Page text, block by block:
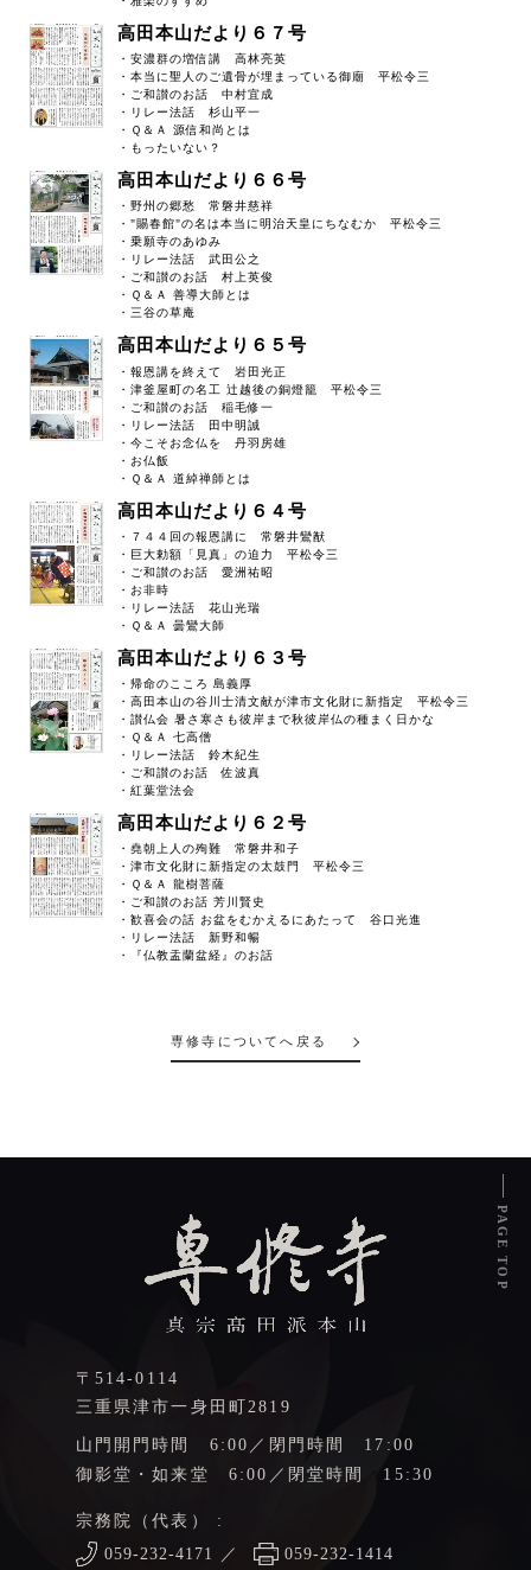
高田本山だより６７号
・安濃群の増信講 高林亮英
・本当に聖人のご遺骨が埋まっている御廟 平松令三
・ご和讃のお話 中村宜成
・リレー法話 杉山平一
・Ｑ＆Ａ 源信和尚とは
・もったいない？
高田本山だより６６号
・野州の郷愁 常磐井慈祥
・"賜春館"の名は本当に明治天皇にちなむか 平松令三
・乗願寺のあゆみ
・リレー法話 武田公之
・ご和讃のお話 村上英俊
・Ｑ＆Ａ 善導大師とは
・三谷の草庵
高田本山だより６５号
・報恩講を終えて 岩田光正
・津釜屋町の名工 辻越後の銅燈籠 平松令三
・ご和讃のお話 稲毛修一
・リレー法話 田中明誠
・今こそお念仏を 丹羽房雄
・お仏飯
・Ｑ＆Ａ 道綽禅師とは
高田本山だより６４号
・７４４回の報恩講に 常磐井鸞猷
・巨大勅額「見真」の迫力 平松令三
・ご和讃のお話 愛洲祐昭
・お非時
・リレー法話 花山光瑞
・Ｑ＆Ａ 曇鸞大師
高田本山だより６３号
・帰命のこころ 島義厚
・高田本山の谷川士清文献が津市文化財に新指定 平松令三
・讃仏会 暑さ寒さも彼岸まで秋彼岸仏の種まく日かな
・Ｑ＆Ａ 七高僧
・リレー法話 鈴木紀生
・ご和讃のお話 佐波真
・紅葉堂法会
高田本山だより６２号
・堯朝上人の殉難 常磐井和子
・津市文化財に新指定の太鼓門 平松令三
・Ｑ＆Ａ 龍樹菩薩
・ご和讃のお話 芳川賢史
・歓喜会の話 お盆をむかえるにあたって 谷口光進
・リレー法話 新野和暢
・『仏教盂蘭盆経』のお話
専修寺についてへ戻る
PAGE TOP
〒514-0114
三重県津市一身田町2819
山門開門時間 6:00／閉門時間 17:00
御影堂・如来堂 6:00／閉堂時間 15:30
宗務院（代表） :
059-232-4171
／ 059-232-1414